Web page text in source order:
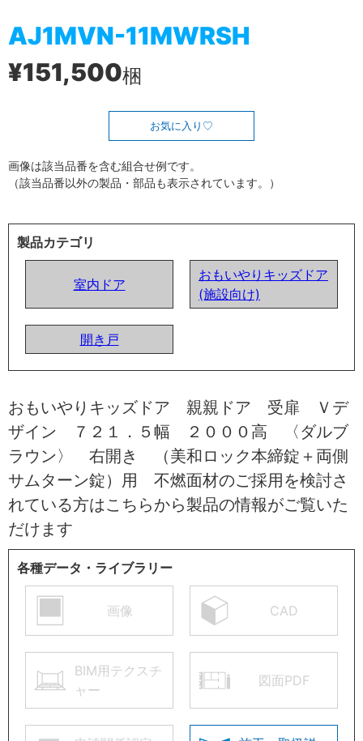
AJ1MVN-11MWRSH
¥151,500梱
お気に入り
画像は該当品番を含む組合せ例です。
（該当品番以外の製品・部品も表示されています。）
製品カテゴリ
室内ドア
おもいやりキッズドア
(施設向け)
開き戸
おもいやりキッズドア 親親ドア 受扉 Ｖデ
ザイン ７２１．５幅 ２０００高 〈ダルブ
ラウン〉 右開き （美和ロック本締錠＋両側
サムターン錠）用 不燃面材のご採用を検討さ
れている方はこちらから製品の情報がご覧いた
だけます
各種データ・ライブラリー
画像 CAD
BIM用テクスチ
ャー
図面PDF